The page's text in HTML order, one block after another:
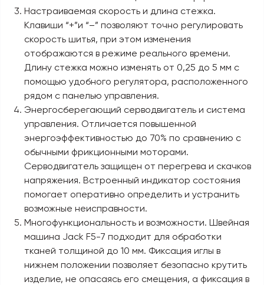
Настраиваемая скорость и длина стежка.
Клавиши “+”и “–” позволяют точно регулировать
скорость шитья, при этом изменения
отображаются в режиме реального времени.
Длину стежка можно изменять от 0,25 до 5 мм с
помощью удобного регулятора, расположенного
рядом с панелью управления.
Энергосберегающий серводвигатель и система
управления. Отличается повышенной
энергоэффективностью до 70% по сравнению с
обычными фрикционными моторами.
Серводвигатель защищен от перегрева и скачков
напряжения. Встроенный индикатор состояния
помогает оперативно определить и устранить
возможные неисправности.
Многофункциональность и возможности. Швейная
машина Jack F5-7 подходит для обработки
тканей толщиной до 10 мм. Фиксация иглы в
нижнем положении позволяет безопасно крутить
изделие, не опасаясь его смещения, а фиксация в